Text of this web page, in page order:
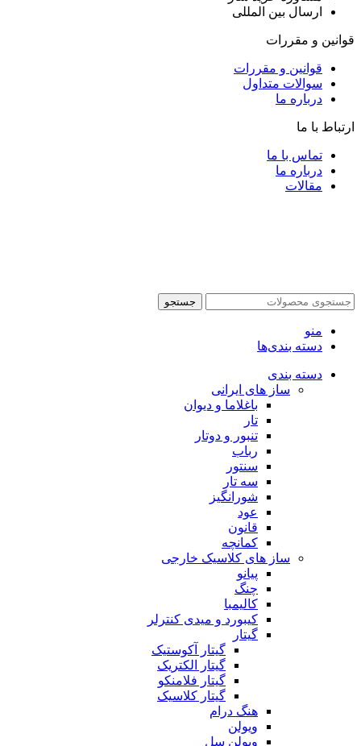
ارسال بین المللی
قوانین و مقررات
قوانین و مقررات
سوالات متداول
درباره ما
ارتباط با ما
تماس با ما
درباره ما
مقالات
جستجو
منو
دسته بندی‌ها
دسته بندی
ساز های ایرانی
باغلاما و دیوان
تار
تنبور و دوتار
رباب
سنتور
سه تار
شورانگیز
عود
قانون
کمانچه
ساز های کلاسیک خارجی
پیانو
چنگ
کالیمبا
کیبورد و میدی کنترلر
گیتار
گیتار آکوستیک
گیتار الکتریک
گیتار فلامنکو
گیتار کلاسیک
هنگ درام
ویولن
ویولن سل